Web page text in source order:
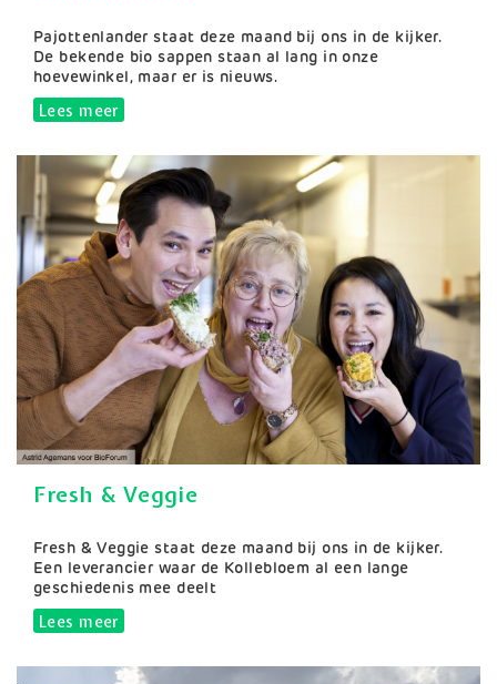
Samenvatting
Pajottenlander staat deze maand bij ons in de kijker.
De bekende bio sappen staan al lang in onze
hoevewinkel, maar er is nieuws.
Lees meerover Pajottenlander
Fresh & Veggie
Samenvatting
Fresh & Veggie staat deze maand bij ons in de kijker.
Een leverancier waar de Kollebloem al een lange
geschiedenis mee deelt
Lees meerover Fresh & Veggie